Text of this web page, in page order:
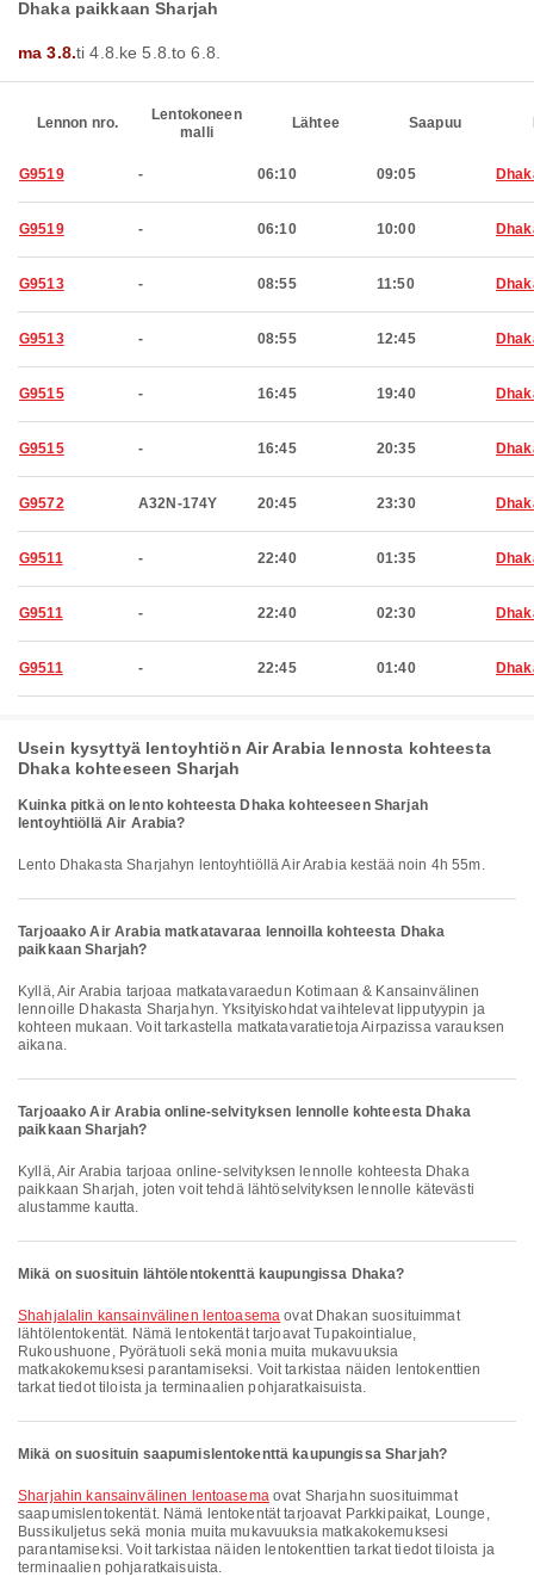
Dhaka paikkaan Sharjah
ma 3.8.ti 4.8. ke 5.8. to 6.8.
Lennon nro.
Lentokoneen
malli
Lähtee Saapuu
G9519 - 06:10 09:05
G9519 - 06:10 10:00
G9513 - 08:55 11:50
G9513 - 08:55 12:45
G9515 - 16:45 19:40
G9515 - 16:45 20:35
G9572 A32N-174Y 20:45 23:30
G9511 - 22:40 01:35
G9511 - 22:40 02:30
G9511 - 22:45 01:40
Usein kysyttyä lentoyhtiön Air Arabia lennosta kohteesta
Dhaka kohteeseen Sharjah
Kuinka pitkä on lento kohteesta Dhaka kohteeseen Sharjah
lentoyhtiöllä Air Arabia?
Lento Dhakasta Sharjahyn lentoyhtiöllä Air Arabia kestää noin 4h 55m.
Tarjoaako Air Arabia matkatavaraa lennoilla kohteesta Dhaka
paikkaan Sharjah?
Kyllä, Air Arabia tarjoaa matkatavaraedun Kotimaan & Kansainvälinen
lennoille Dhakasta Sharjahyn. Yksityiskohdat vaihtelevat lipputyypin ja
kohteen mukaan. Voit tarkastella matkatavaratietoja Airpazissa varauksen
aikana.
Tarjoaako Air Arabia online-selvityksen lennolle kohteesta Dhaka
paikkaan Sharjah?
Kyllä, Air Arabia tarjoaa online-selvityksen lennolle kohteesta Dhaka
paikkaan Sharjah, joten voit tehdä lähtöselvityksen lennolle kätevästi
alustamme kautta.
Mikä on suosituin lähtölentokenttä kaupungissa Dhaka?
Shahjalalin kansainvälinen lentoasema ovat Dhakan suosituimmat
lähtölentokentät. Nämä lentokentät tarjoavat Tupakointialue,
Rukoushuone, Pyörätuoli sekä monia muita mukavuuksia
matkakokemuksesi parantamiseksi. Voit tarkistaa näiden lentokenttien
tarkat tiedot tiloista ja terminaalien pohjaratkaisuista.
Mikä on suosituin saapumislentokenttä kaupungissa Sharjah?
Sharjahin kansainvälinen lentoasemaovat Sharjahn suosituimmat
saapumislentokentät. Nämä lentokentät tarjoavat Parkkipaikat, Lounge,
Bussikuljetus sekä monia muita mukavuuksia matkakokemuksesi
parantamiseksi. Voit tarkistaa näiden lentokenttien tarkat tiedot tiloista ja
terminaalien pohjaratkaisuista.